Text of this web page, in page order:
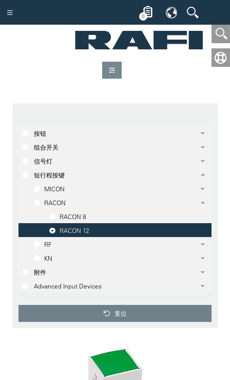
0
按钮
组合开关
信号灯
短行程按键
MICON
RACON
RACON 8
RACON 12
RF
KN
附件
Advanced Input Devices
复位